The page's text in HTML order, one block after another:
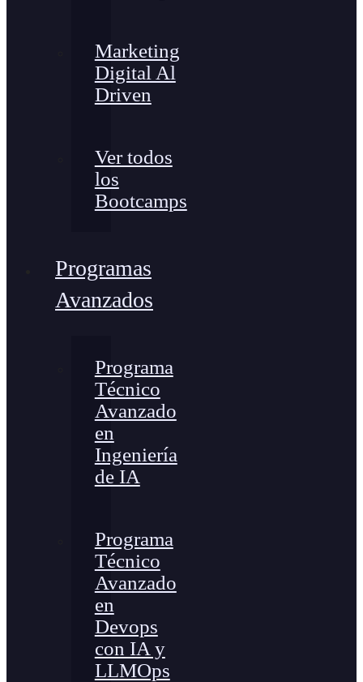
Marketing
Digital Al
Driven
Ver todos
los
Bootcamps
Programas
Avanzados
Programa
Técnico
Avanzado
en
Ingeniería
de IA
Programa
Técnico
Avanzado
en
Devops
con IA y
LLMOps